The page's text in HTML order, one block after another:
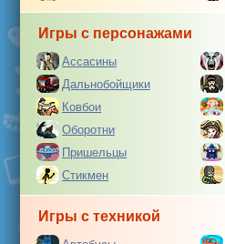
Игры с персонажами
Ассасины
Дальнобойщики
Ковбои
Оборотни
Пришельцы
Стикмен
Игры с техникой